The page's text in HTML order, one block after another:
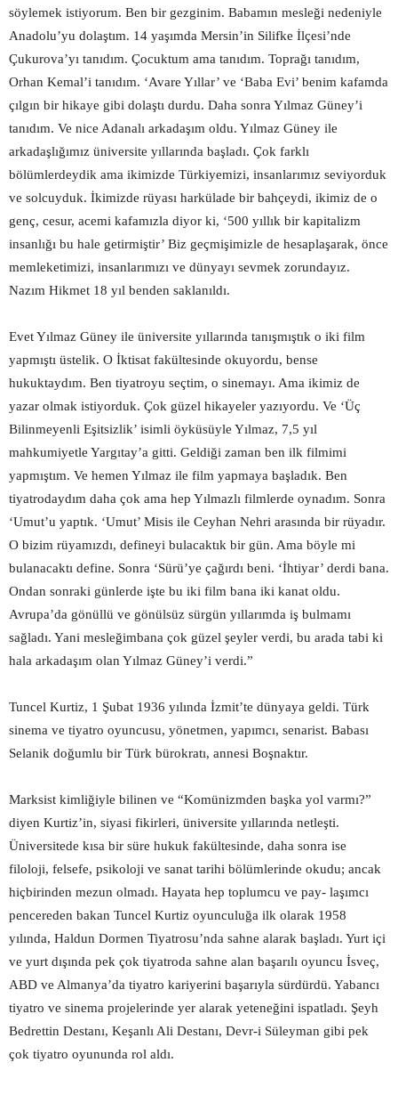
söylemek istiyorum. Ben bir gezginim. Babamın mesleği nedeniyle
Anadolu’yu dolaştım. 14 yaşımda Mersin’in Silifke İlçesi’nde
Çukurova’yı tanıdım. Çocuktum ama tanıdım. Toprağı tanıdım,
Orhan Kemal’i tanıdım. ‘Avare Yıllar’ ve ‘Baba Evi’ benim kafamda
çılgın bir hikaye gibi dolaştı durdu. Daha sonra Yılmaz Güney’i
tanıdım. Ve nice Adanalı arkadaşım oldu. Yılmaz Güney ile
arkadaşlığımız üniversite yıllarında başladı. Çok farklı
bölümlerdeydik ama ikimizde Türkiyemizi, insanlarımız seviyorduk
ve solcuyduk. İkimizde rüyası harkülade bir bahçeydi, ikimiz de o
genç, cesur, acemi kafamızla diyor ki, ‘500 yıllık bir kapitalizm
insanlığı bu hale getirmiştir’ Biz geçmişimizle de hesaplaşarak, önce
memleketimizi, insanlarımızı ve dünyayı sevmek zorundayız.
Nazım Hikmet 18 yıl benden saklanıldı.
Evet Yılmaz Güney ile üniversite yıllarında tanışmıştık o iki film
yapmıştı üstelik. O İktisat fakültesinde okuyordu, bense
hukuktaydım. Ben tiyatroyu seçtim, o sinemayı. Ama ikimiz de
yazar olmak istiyorduk. Çok güzel hikayeler yazıyordu. Ve ‘Üç
Bilinmeyenli Eşitsizlik’ isimli öyküsüyle Yılmaz, 7,5 yıl
mahkumiyetle Yargıtay’a gitti. Geldiği zaman ben ilk filmimi
yapmıştım. Ve hemen Yılmaz ile film yapmaya başladık. Ben
tiyatrodaydım daha çok ama hep Yılmazlı filmlerde oynadım. Sonra
‘Umut’u yaptık. ‘Umut’ Misis ile Ceyhan Nehri arasında bir rüyadır.
O bizim rüyamızdı, defineyi bulacaktık bir gün. Ama böyle mi
bulanacaktı define. Sonra ‘Sürü’ye çağırdı beni. ‘İhtiyar’ derdi bana.
Ondan sonraki günlerde işte bu iki film bana iki kanat oldu.
Avrupa’da gönüllü ve gönülsüz sürgün yıllarımda iş bulmamı
sağladı. Yani mesleğimbana çok güzel şeyler verdi, bu arada tabi ki
hala arkadaşım olan Yılmaz Güney’i verdi.”
Tuncel Kurtiz, 1 Şubat 1936 yılında İzmit’te dünyaya geldi. Türk
sinema ve tiyatro oyuncusu, yönetmen, yapımcı, senarist. Babası
Selanik doğumlu bir Türk bürokratı, annesi Boşnaktır.
Marksist kimliğiyle bilinen ve “Komünizmden başka yol varmı?”
diyen Kurtiz’in, siyasi fikirleri, üniversite yıllarında netleşti.
Üniversitede kısa bir süre hukuk fakültesinde, daha sonra ise
filoloji, felsefe, psikoloji ve sanat tarihi bölümlerinde okudu; ancak
hiçbirinden mezun olmadı. Hayata hep toplumcu ve pay- laşımcı
pencereden bakan Tuncel Kurtiz oyunculuğa ilk olarak 1958
yılında, Haldun Dormen Tiyatrosu’nda sahne alarak başladı. Yurt içi
ve yurt dışında pek çok tiyatroda sahne alan başarılı oyuncu İsveç,
ABD ve Almanya’da tiyatro kariyerini başarıyla sürdürdü. Yabancı
tiyatro ve sinema projelerinde yer alarak yeteneğini ispatladı. Şeyh
Bedrettin Destanı, Keşanlı Ali Destanı, Devr-i Süleyman gibi pek
çok tiyatro oyununda rol aldı.